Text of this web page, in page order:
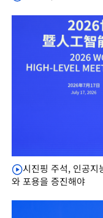
시진핑 주석, 인공지
와 포용을 증진해야